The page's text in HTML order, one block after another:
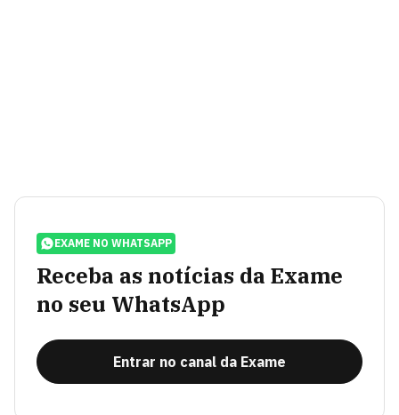
EXAME NO WHATSAPP
Receba as notícias da Exame
no seu WhatsApp
Entrar no canal da Exame